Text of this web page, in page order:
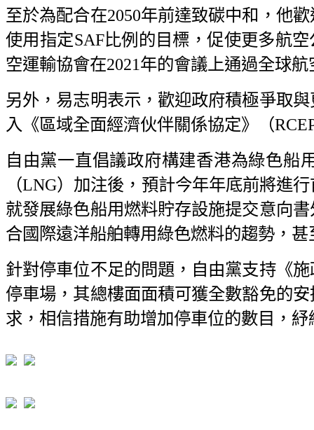
至於為配合在2050年前達致碳中和，他
使用指定SAF比例的目標，促使更多航
空運輸協會在2021年的會議上通過全球
另外，易志明表示，歡迎政府積極爭取
入《區域全面經濟伙伴關係協定》（
自由黨一直倡議政府構建香港為綠色船
（LNG）加注後，預計今年年底前將進
就發展綠色船用燃料貯存設施提交意向
合國際遠洋船舶轉用綠色燃料的趨勢，
針對停車位不足的問題，自由黨支持《
停車場，其總樓面面積可獲全數豁免的
求，相信措施有助增加停車位的數目，